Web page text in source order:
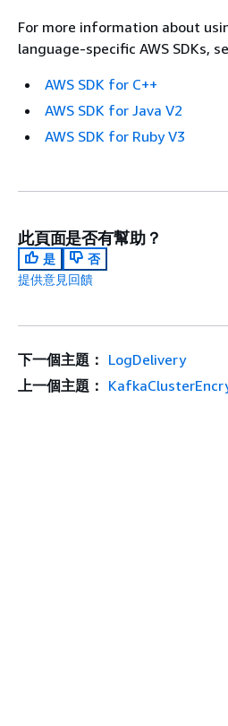
For more information about
language-specific AWS SDKs,
AWS SDK for C++
AWS SDK for Java V2
AWS SDK for Ruby V3
此頁面是否有幫助？
是
否
提供意見回饋
下一個主題： LogDelivery
上一個主題：